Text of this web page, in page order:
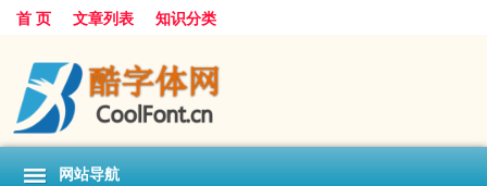
首 页 文章列表 知识分类
网站导航